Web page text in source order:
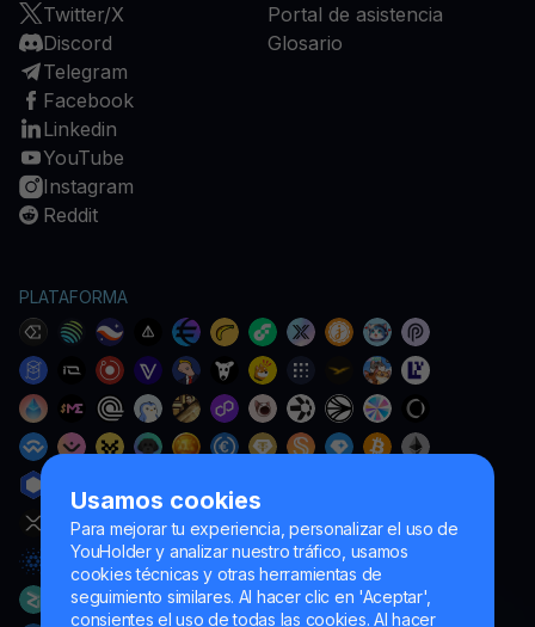
Usamos cookies
Para mejorar tu experiencia, personalizar el uso de
YouHolder y analizar nuestro tráfico, usamos
cookies técnicas y otras herramientas de
seguimiento similares. Al hacer clic en 'Aceptar',
consientes el uso de todas las cookies. Al hacer
Twitter/X
Discord
Telegram
Facebook
Linkedin
YouTube
Instagram
Reddit
Portal de asistencia
Glosario
PLATAFORMA